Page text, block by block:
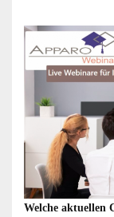
Welche aktuellen